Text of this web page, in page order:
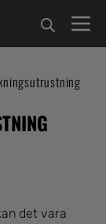
det vara